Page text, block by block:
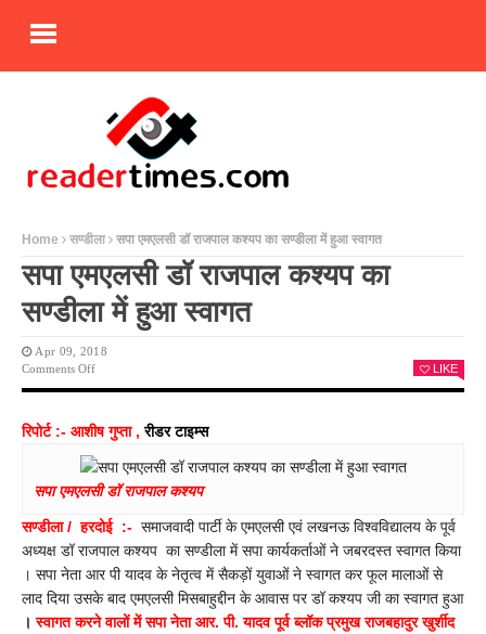
Home सण्डीला सपा एमएलसी डॉ राजपाल कश्यप का सण्डीला में हुआ स्वागत
सपा एमएलसी डॉ राजपाल कश्यप का
सण्डीला में हुआ स्वागत
Apr 09, 2018
Comments OffOn
राजपाल
का
सण्डीला
हुआ
LIKE
रिपोर्ट :- आशीष गुप्ता , रीडर टाइम्स
सपा एमएलसी डॉ राजपाल कश्यप
सण्डीला / हरदोई :- समाजवादी पार्टी के एमएलसी एवं लखनऊ विश्वविद्यालय के पूर्व
अध्यक्ष डॉ राजपाल कश्यप का सण्डीला में सपा कार्यकर्ताओं ने जबरदस्त स्वागत किया
। सपा नेता आर पी यादव के नेतृत्व में सैकड़ों युवाओं ने स्वागत कर फूल मालाओं से
लाद दिया उसके बाद एमएलसी मिसबाहुद्दीन के आवास पर डॉ कश्यप जी का स्वागत हुआ
। स्वागत करने वालों में सपा नेता आर. पी. यादव पूर्व ब्लॉक प्रमुख राजबहादुर खुर्शीद